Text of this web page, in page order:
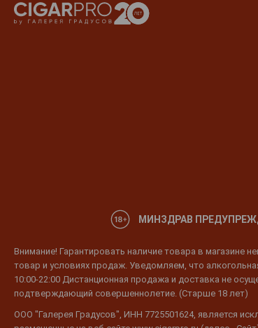
МИНЗДРАВ
Внимание! Гарантировать наличие товара в магазине
товар и условиях продаж. Уведомляем, что
10:00-22:00 Дистанционная продажа и доставка не
подтверждающий совершеннолетие. (Старше 18 лет)
ООО "Галерея Градусов", ИНН 7725501624, является